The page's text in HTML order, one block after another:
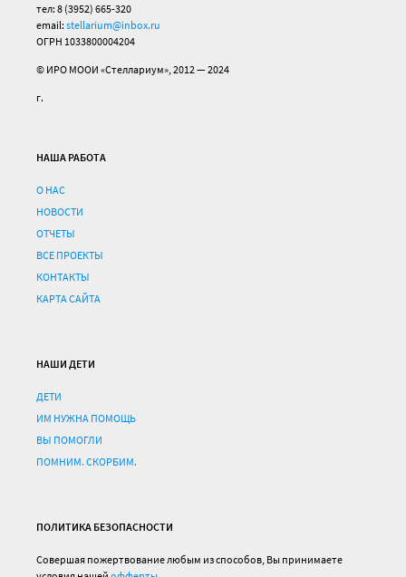
тел: 8 (3952) 665-320
email: stellarium@inbox.ru
ОГРН 1033800004204
© ИРО МООИ «Стеллариум», 2012 — 2024
г.
НАША РАБОТА
О НАС
НОВОСТИ
ОТЧЕТЫ
ВСЕ ПРОЕКТЫ
КОНТАКТЫ
КАРТА САЙТА
НАШИ ДЕТИ
ДЕТИ
ИМ НУЖНА ПОМОЩЬ
ВЫ ПОМОГЛИ
ПОМНИМ. СКОРБИМ.
ПОЛИТИКА БЕЗОПАСНОСТИ
Совершая пожертвование любым из способов, Вы принимаете